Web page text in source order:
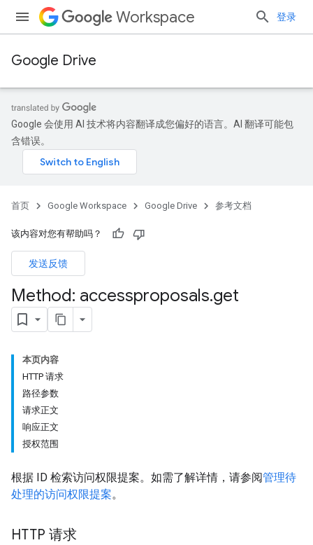
Workspace 登录
Google Drive
Google 会使用 AI 技术将内容翻译成您偏好的语言。AI 翻译可能包
含错误。
首页 Google Workspace Google Drive 参考文档
该内容对您有帮助吗？
发送反馈
Method: accessproposals.get
本页内容
HTTP 请求
路径参数
请求正文
响应正文
授权范围
根据 ID 检索访问权限提案。如需了解详情，请参阅管理待
处理的访问权限提案。
HTTP 请求